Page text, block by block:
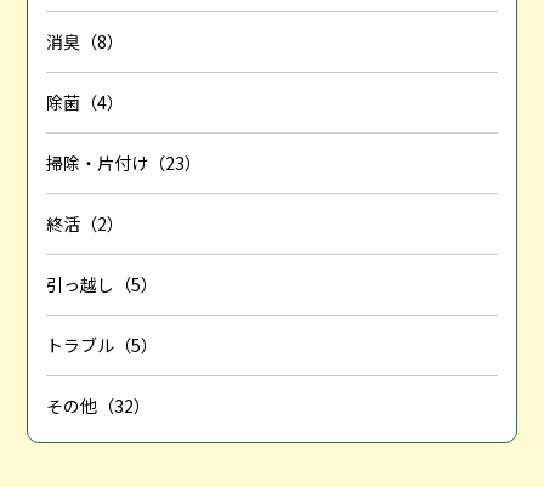
消臭（8）
除菌（4）
掃除・片付け（23）
終活（2）
引っ越し（5）
トラブル（5）
その他（32）